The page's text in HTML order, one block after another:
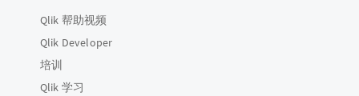
Qlik 帮助视频
Qlik Developer
培训
Qlik 学习